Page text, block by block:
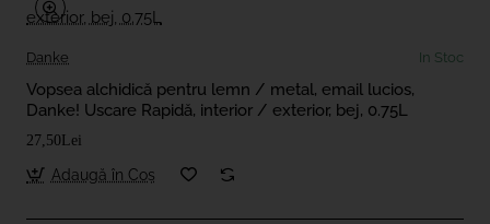
Danke In Stoc
Vopsea alchidică pentru lemn / metal, email lucios,
Danke! Uscare Rapidă, interior / exterior, bej, 0.75L
27,50Lei
Adaugă în Coş